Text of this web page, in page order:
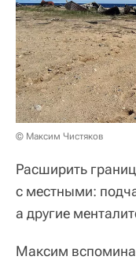
© Максим Чистяков
Расширить
с местными:
а другие
Максим